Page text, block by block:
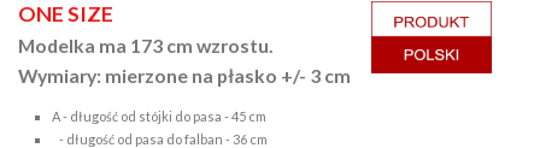
ONE SIZE
Modelka ma 173 cm wzrostu.
Wymiary: mierzone na płasko +/- 3 cm
A - długość od stójki do pasa - 45 cm
- długość od pasa do falban - 36 cm